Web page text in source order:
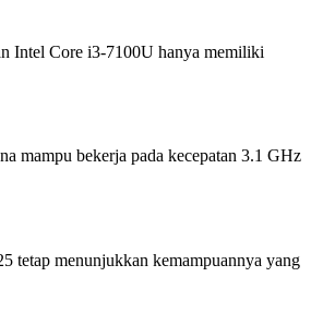
Intel Core i3-7100U hanya memiliki
mampu bekerja pada kecepatan 3.1 GHz
tetap menunjukkan kemampuannya yang